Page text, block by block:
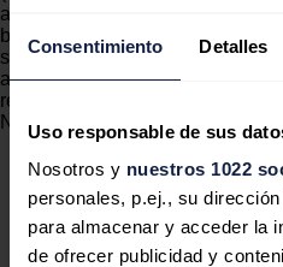
Consentimiento Detalles
Uso responsable de sus
Nosotros y nuestros 1022
personales, p.ej., su
para almacenar y acceder la
de ofrecer publicidad y
ampliando sus capacidades en
baterías, con proyectos como
sistemas de almacenamiento a
actualmente en fase de
respectivamente.
Noticias relacionadas